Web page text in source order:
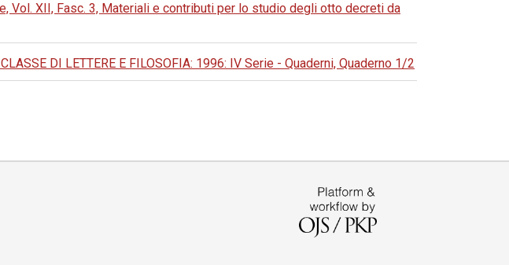
Vol. XII, Fasc. 3, Materiali e contributi per lo studio degli otto decreti da
DI LETTERE E FILOSOFIA: 1996: IV Serie - Quaderni, Quaderno 1/2